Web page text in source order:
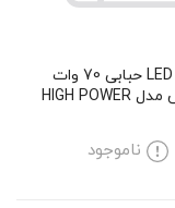
لامپ LED حبابی 70 وات
پارمیس مدل HIGH POWER
ناموجود